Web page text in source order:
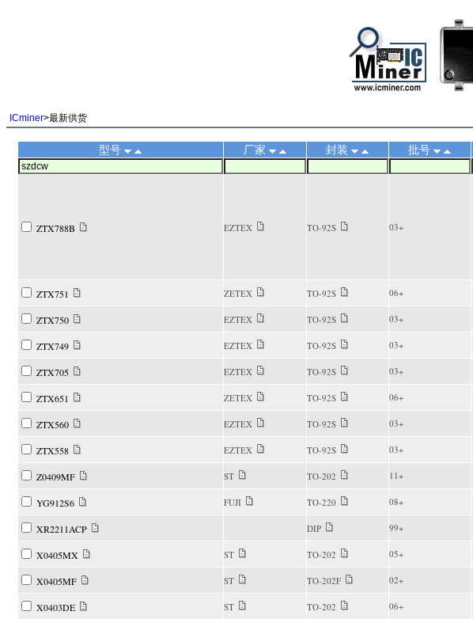
ICminer>最新供货
型号 厂家 封装 批号
ZTX788B EZTEX TO-92S 03+
ZTX751 ZETEX TO-92S 06+
ZTX750 EZTEX TO-92S 03+
ZTX749 EZTEX TO-92S 03+
ZTX705 EZTEX TO-92S 03+
ZTX651 ZETEX TO-92S 06+
ZTX560 EZTEX TO-92S 03+
ZTX558 EZTEX TO-92S 03+
Z0409MF ST TO-202 11+
YG912S6 FUJI TO-220 08+
XR2211ACP DIP 99+
X0405MX ST TO-202 05+
X0405MF ST TO-202F 02+
X0403DE ST TO-202 06+